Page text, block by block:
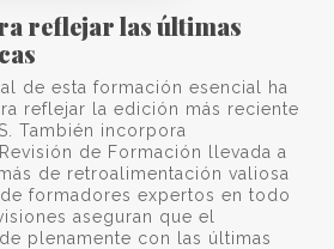
reflejar las últimas
de esta formación esencial ha
reflejar la edición más reciente
También incorpora
de Formación llevada a
de retroalimentación valiosa
formadores expertos en todo
aseguran que el
plenamente con las últimas